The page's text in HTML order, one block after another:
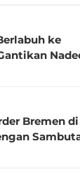
ke
Bremen di